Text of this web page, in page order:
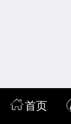
首页